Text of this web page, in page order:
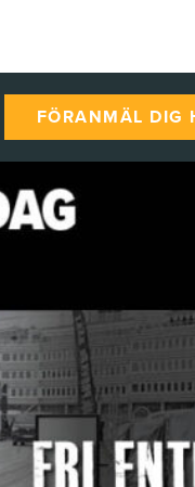
FÖRANMÄL DIG